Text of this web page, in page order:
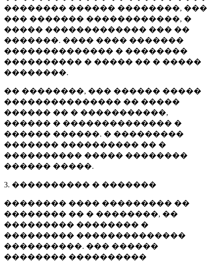
�������� ������ ��������, ���
��� ������� ������������, �
����� ������������� ��� ��
�������. ���� ���� �������
�������������� � ��������
���������� � ����� �� � �����
��������.
�� ��������, ��� ������ �����
��������������� �� �����
������ �� � �����������,
������ � �������������� �
������ ������. � ���������
������� ���������� �� �
���������� ����� ��������
������ �����.
3. ���������� � �������
�������� ���� ��������� ��
�������� �� � ��������, ��
��������� �������� �
��������� ��������������
����������. ��� ������
�������� ����������